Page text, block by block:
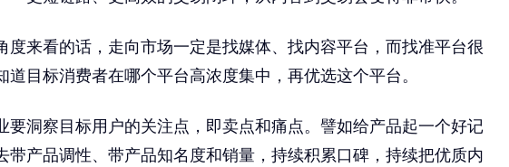
度来看的话，走向市场一定是找媒体、找内容平台，而找准平台很
道目标消费者在哪个平台高浓度集中，再优选这个平台。
要洞察目标用户的关注点，即卖点和痛点。譬如给产品起一个好记
带产品调性、带产品知名度和销量，持续积累口碑，持续把优质内